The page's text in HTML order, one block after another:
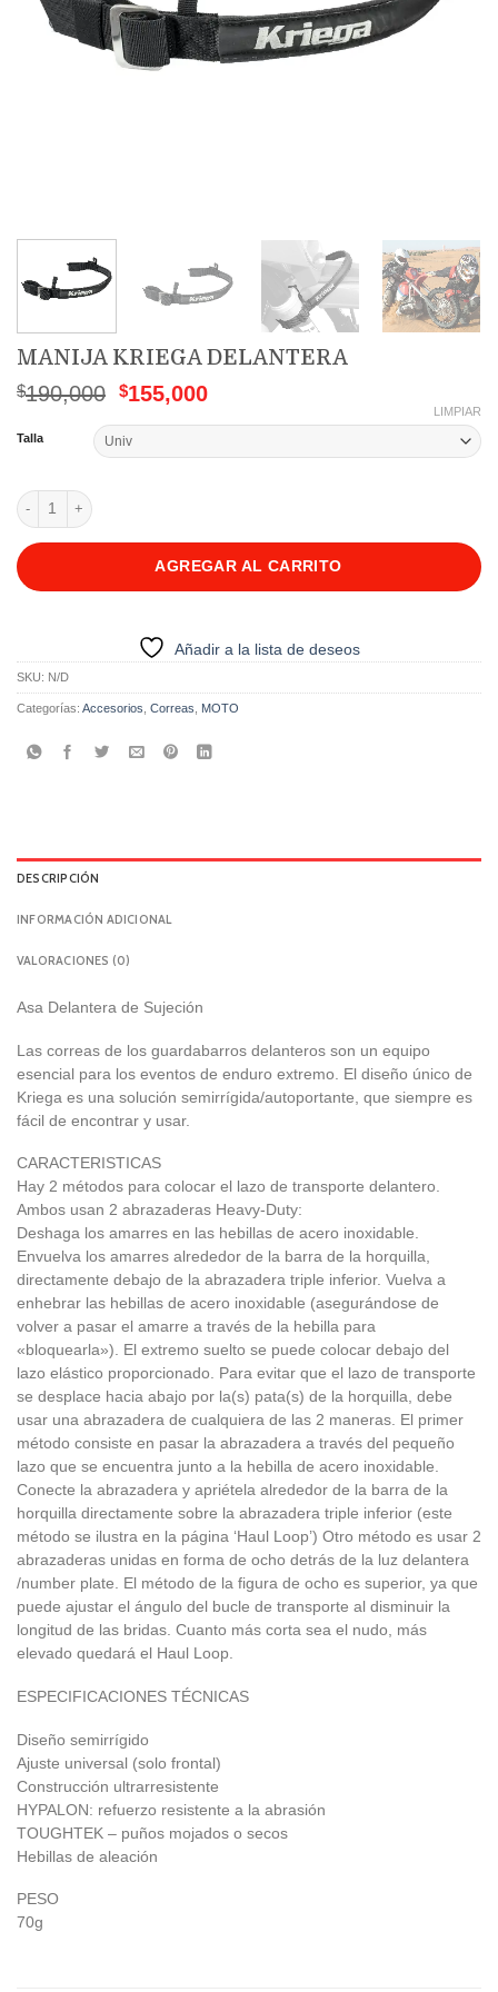
MANIJA KRIEGA DELANTERA
$190,000 El
original
era:
$155,000El
es:
Talla
LIMPIAR
MANIJA KRIEGA DELANTERA cantidad
AGREGAR AL CARRITO
Añadir a la lista de deseos
SKU: N/D
Categorías: Accesorios, Correas, MOTO
DESCRIPCIÓN
INFORMACIÓN ADICIONAL
VALORACIONES (0)
Asa Delantera de Sujeción
Las correas de los guardabarros delanteros son un equipo
esencial para los eventos de enduro extremo. El diseño único de
Kriega es una solución semirrígida/autoportante, que siempre es
fácil de encontrar y usar.
CARACTERISTICAS
Hay 2 métodos para colocar el lazo de transporte delantero.
Ambos usan 2 abrazaderas Heavy-Duty:
Deshaga los amarres en las hebillas de acero inoxidable.
Envuelva los amarres alrededor de la barra de la horquilla,
directamente debajo de la abrazadera triple inferior. Vuelva a
enhebrar las hebillas de acero inoxidable (asegurándose de
volver a pasar el amarre a través de la hebilla para
«bloquearla»). El extremo suelto se puede colocar debajo del
lazo elástico proporcionado. Para evitar que el lazo de transporte
se desplace hacia abajo por la(s) pata(s) de la horquilla, debe
usar una abrazadera de cualquiera de las 2 maneras. El primer
método consiste en pasar la abrazadera a través del pequeño
lazo que se encuentra junto a la hebilla de acero inoxidable.
Conecte la abrazadera y apriétela alrededor de la barra de la
horquilla directamente sobre la abrazadera triple inferior (este
método se ilustra en la página ‘Haul Loop’) Otro método es usar 2
abrazaderas unidas en forma de ocho detrás de la luz delantera
/number plate. El método de la figura de ocho es superior, ya que
puede ajustar el ángulo del bucle de transporte al disminuir la
longitud de las bridas. Cuanto más corta sea el nudo, más
elevado quedará el Haul Loop.
ESPECIFICACIONES TÉCNICAS
Diseño semirrígido
Ajuste universal (solo frontal)
Construcción ultrarresistente
HYPALON: refuerzo resistente a la abrasión
TOUGHTEK – puños mojados o secos
Hebillas de aleación
PESO
70g